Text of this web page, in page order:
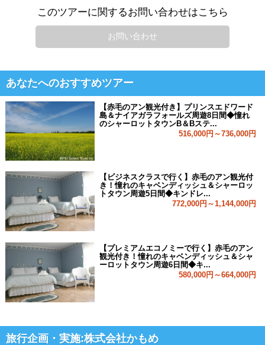
このツアーに関するお問い合わせはこちら
お問い合わせ
あなたへのおすすめツアー
【赤毛のアン観光付き】プリンスエドワード
島＆ナイアガラフォールズ周遊8日間◆憧れ
のシャーロットタウンB＆Bステ...
516,000円～736,000円
【ビジネスクラスで行く】赤毛のアン観光付
き！憧れのキャベンディッシュ＆シャーロッ
トタウン周遊5日間◆キンドレ...
772,000円～1,144,000円
【プレミアムエコノミーで行く】赤毛のアン
観光付き！憧れのキャベンディッシュ＆シャ
ーロットタウン周遊6日間◆キ...
580,000円～664,000円
旅行企画・実施:株式会社かもめ